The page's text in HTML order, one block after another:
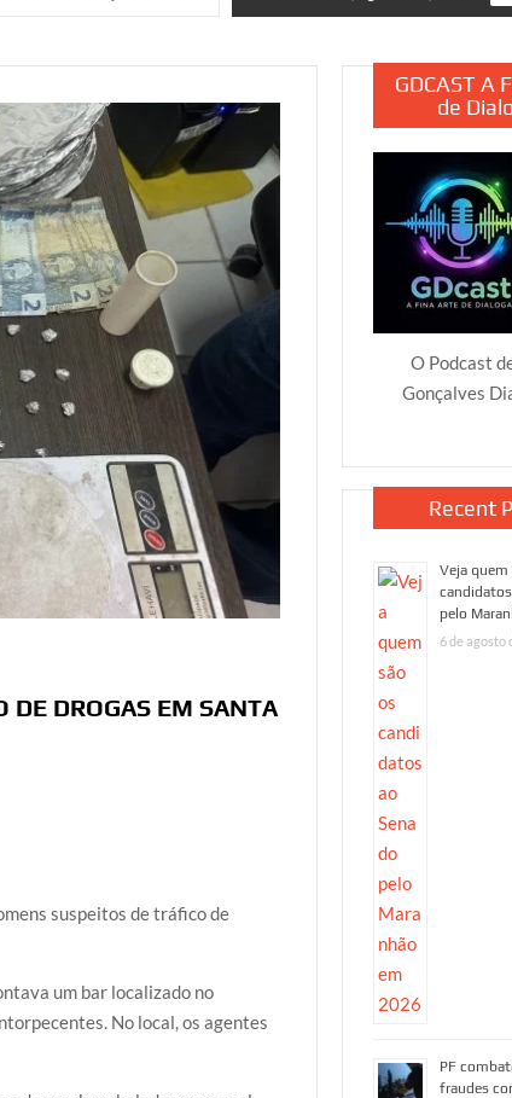
DE DROGAS EM SANTA
suspeitos de tráfico de
um bar localizado no
No local, os agentes
GDCAST A
de
O Podcast
Gonçalves
Recent
Veja quem
pelo
6 de agosto
PF
fraudes